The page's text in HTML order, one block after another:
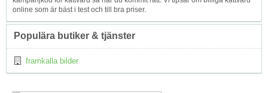
online som är bäst i test och till bra priser.
Populära butiker & tjänster
framkalla bilder